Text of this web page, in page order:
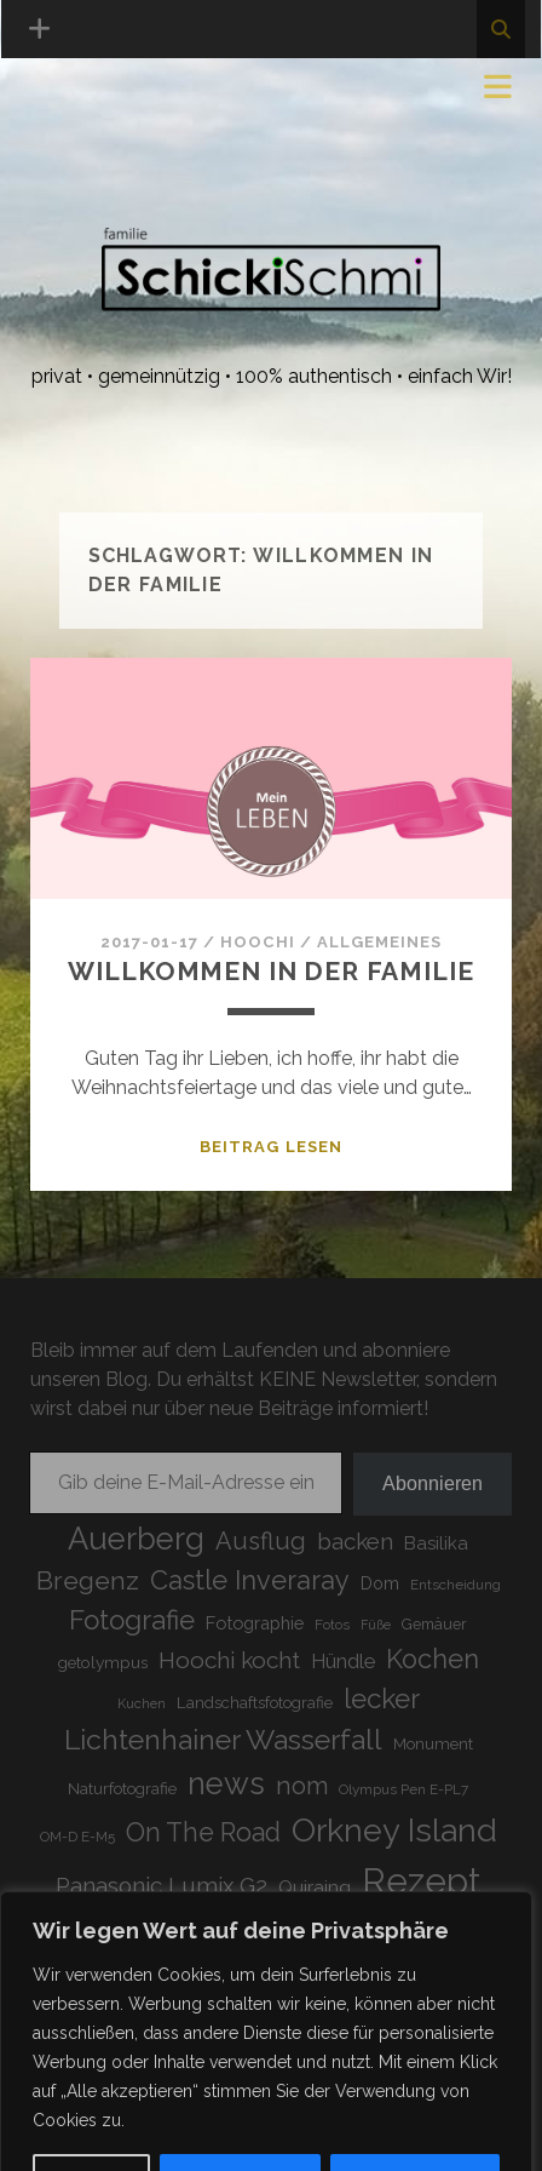
Wir legen Wert auf deine Privatsphäre
Wir verwenden Cookies, um dein Surferlebnis zu
verbessern. Werbung schalten wir keine, können aber nicht
ausschließen, dass andere Dienste diese für personalisierte
Werbung oder Inhalte verwendet und nutzt. Mit einem Klick
auf „Alle akzeptieren“ stimmen Sie der Verwendung von
Cookies zu.
privat • gemeinnützig • 100% authentisch • einfach Wir!
SCHLAGWORT:WILLKOMMEN IN
DER FAMILIE
2017-01-17 / HOOCHI / ALLGEMEINES
WILLKOMMEN IN DER FAMILIE
Guten Tag ihr Lieben, ich hoffe, ihr habt die
Weihnachtsfeiertage und das viele und gute…
BEITRAG LESEN
FAMILIE
Bleib immer auf dem Laufenden und abonniere
unseren Blog. Du erhältst KEINE Newsletter, sondern
wirst dabei nur über neue Beiträge informiert!
Gib deine E-Mail-Adresse ein ...
Abonnieren
Auerberg Ausflug backen Basilika
Bregenz Castle Inveraray Dom Entscheidung
Fotografie Fotographie Fotos Füße Gemäuer
getolympus Hoochi kocht Hündle Kochen
Kuchen Landschaftsfotografie lecker
Lichtenhainer Wasserfall Monument
Naturfotografie news nom Olympus Pen E-PL7
OM-D E-M5 On The Road Orkney Island
Panasonic Lumix G2 Quiraing Rezept
Rundreise schnell & einfach Scotland
Stadion super lecker Systemkamera
vegetarisch Viadukt weitnau woooohoooo!!!!
zu Hause ♥